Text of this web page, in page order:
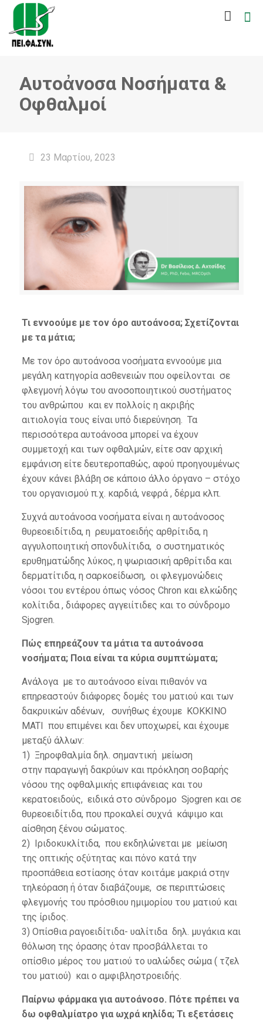
Αυτοἀνοσα Νοσήματα &
Οφθαλμοί
23 Μαρτίου, 2023
Τι εννοούμε με τον όρο αυτοάνοσα; Σχετίζονται
με τα μάτια;
Με τον όρο αυτοάνοσα νοσήματα εννοούμε μια
μεγάλη κατηγορία ασθενειών που οφείλονται σε
φλεγμονή λόγω του ανοσοποιητικού συστήματος
του ανθρώπου και εν πολλοίς η ακριβής
αιτιολογία τους είναι υπό διερεύνηση. Τα
περισσότερα αυτοάνοσα μπορεί να έχουν
συμμετοχή και των οφθαλμών, είτε σαν αρχική
εμφάνιση είτε δευτεροπαθώς, αφού προηγουμένως
έχουν κάνει βλάβη σε κάποιο άλλο όργανο – στόχο
του οργανισμού π.χ. καρδιά, νεφρά , δέρμα κλπ.
Συχνά αυτοάνοσα νοσήματα είναι η αυτοάνοσος
θυρεοειδίτιδα, η ρευματοειδής αρθρίτιδα, η
αγγυλοποιητική σπονδυλίτιδα, ο συστηματικός
ερυθηματώδης λύκος, η ψωριασική αρθρίτιδα και
δερματίτιδα, η σαρκοείδωση, οι φλεγμονώδεις
νόσοι του εντέρου όπως νόσος Chron και ελκώδης
κολίτιδα , διάφορες αγγειίτιδες και το σύνδρομο
Sjogren.
Πώς επηρεάζουν τα μάτια τα αυτοάνοσα
νοσήματα; Ποια είναι τα κύρια συμπτώματα;
Ανάλογα με το αυτοάνοσο είναι πιθανόν να
επηρεαστούν διάφορες δομές του ματιού και των
δακρυικών αδένων, συνήθως έχουμε KOKKINO
MATI που επιμένει και δεν υποχωρεί, και έχουμε
μεταξύ άλλων:
1) Ξηροφθαλμία δηλ. σημαντική μείωση
στην παραγωγή δακρύων και πρόκληση σοβαρής
νόσου της οφθαλμικής επιφάνειας και του
κερατοειδούς, ειδικά στο σύνδρομο Sjogren και σε
θυρεοειδίτιδα, που προκαλεί συχνά κάψιμο και
αίσθηση ξένου σώματος.
2) Ιριδοκυκλίτιδα, που εκδηλώνεται με μείωση
της οπτικής οξύτητας και πόνο κατά την
προσπάθεια εστίασης όταν κοιτάμε μακριά στην
τηλεόραση ή όταν διαβάζουμε, σε περιπτώσεις
φλεγμονής του πρόσθιου ημιμορίου του ματιού και
της ίριδος.
3) Οπίσθια ραγοειδίτιδα- υαλίτιδα δηλ. μυγάκια και
θόλωση της όρασης όταν προσβάλλεται το
οπίσθιο μέρος του ματιού το υαλώδες σώμα ( τζελ
του ματιού) και ο αμφιβληστροειδής.
Παίρνω φάρμακα για αυτοάνοσο. Πότε πρέπει να
δω οφθαλμίατρο για ωχρά κηλίδα; Τι εξετάσεις